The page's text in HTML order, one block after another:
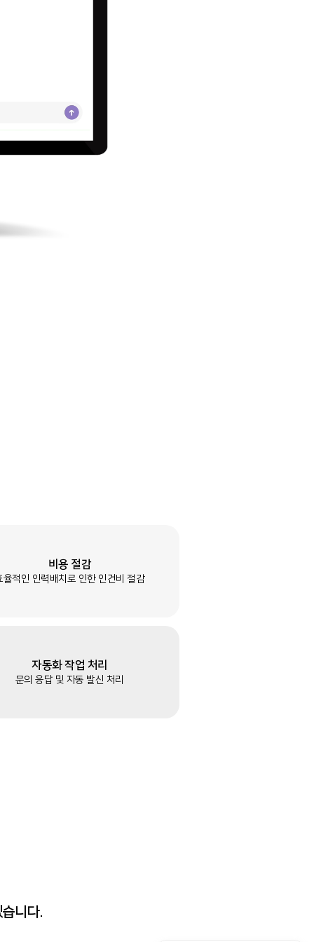
비용 절감
율적인 인력배치로 인한 인건비 절감
자동화 작업 처리
문의 응답 및 자동 발신 처리
니다.